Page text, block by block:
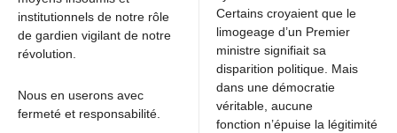
institutionnels de notre rôle
de gardien vigilant de notre
révolution.
Nous en userons avec
fermeté et responsabilité.
Certains croyaient que le
limogeage d’un Premier
ministre signifiait sa
disparition politique. Mais
dans une démocratie
véritable, aucune
fonction n’épuise la légitimité